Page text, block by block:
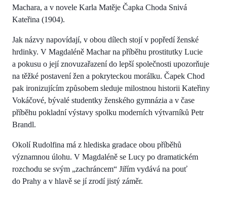
Machara, a v novele Karla Matěje Čapka Choda Snivá
Kateřina (1904).
Jak názvy napovídají, v obou dílech stojí v popředí ženské
hrdinky. V Magdaléně Machar na příběhu prostitutky Lucie
a pokusu o její znovuzařazení do lepší společnosti upozorňuje
na těžké postavení žen a pokryteckou morálku. Čapek Chod
pak ironizujícím způsobem sleduje milostnou historii Kateřiny
Vokáčové, bývalé studentky ženského gymnázia a v čase
příběhu pokladní výstavy spolku moderních výtvarníků Petr
Brandl.
Okolí Rudolfina má z hlediska gradace obou příběhů
významnou úlohu. V Magdaléně se Lucy po dramatickém
rozchodu se svým „zachráncem“ Jiřím vydává na pouť
do Prahy a v hlavě se jí zrodí jistý záměr.